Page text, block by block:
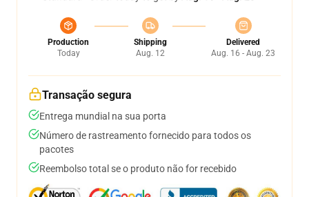
Production
Today
Shipping
Aug. 12
Delivered
Aug. 16 - Aug. 23
Transação segura
Entrega mundial na sua porta
Número de rastreamento fornecido para todos os
pacotes
Reembolso total se o produto não for recebido